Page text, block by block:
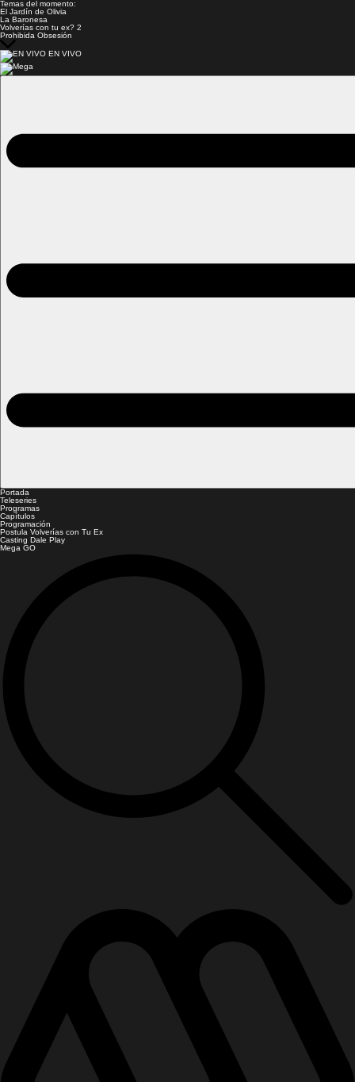
Temas del momento:
El Jardín de Olivia
La Baronesa
Volverías con tu ex? 2
Prohibida Obsesión
EN VIVO
Portada
Teleseries
Programas
Capítulos
Programación
Postula Volverías con Tu Ex
Casting Dale Play
Mega GO